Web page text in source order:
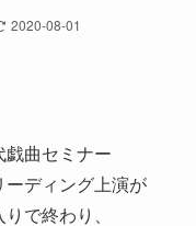
2020-08-01
曲セミナー
ーディング上演が
で終わり、